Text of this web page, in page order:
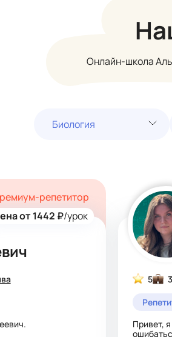
Онлайн-школа
Биология
от 1442 ₽/урок
репетитор
5
Привет,